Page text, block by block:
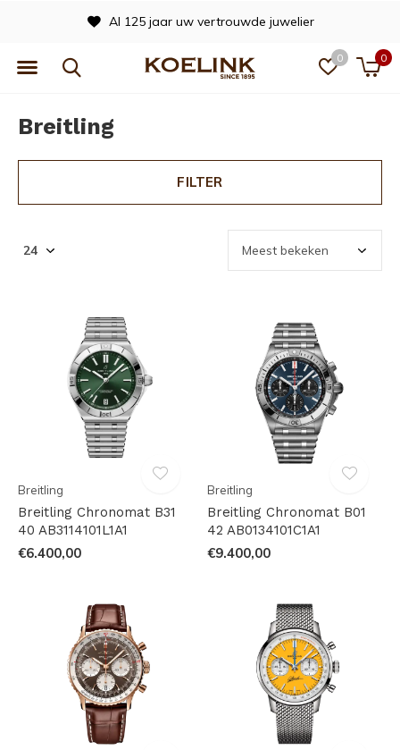
0 0
Officieel dealer van vele merken
Breitling
FILTER
Breitling
Breitling Chronomat B31
40 AB3114101L1A1
€6.400,00
Breitling
Breitling Chronomat B01
42 AB0134101C1A1
€9.400,00